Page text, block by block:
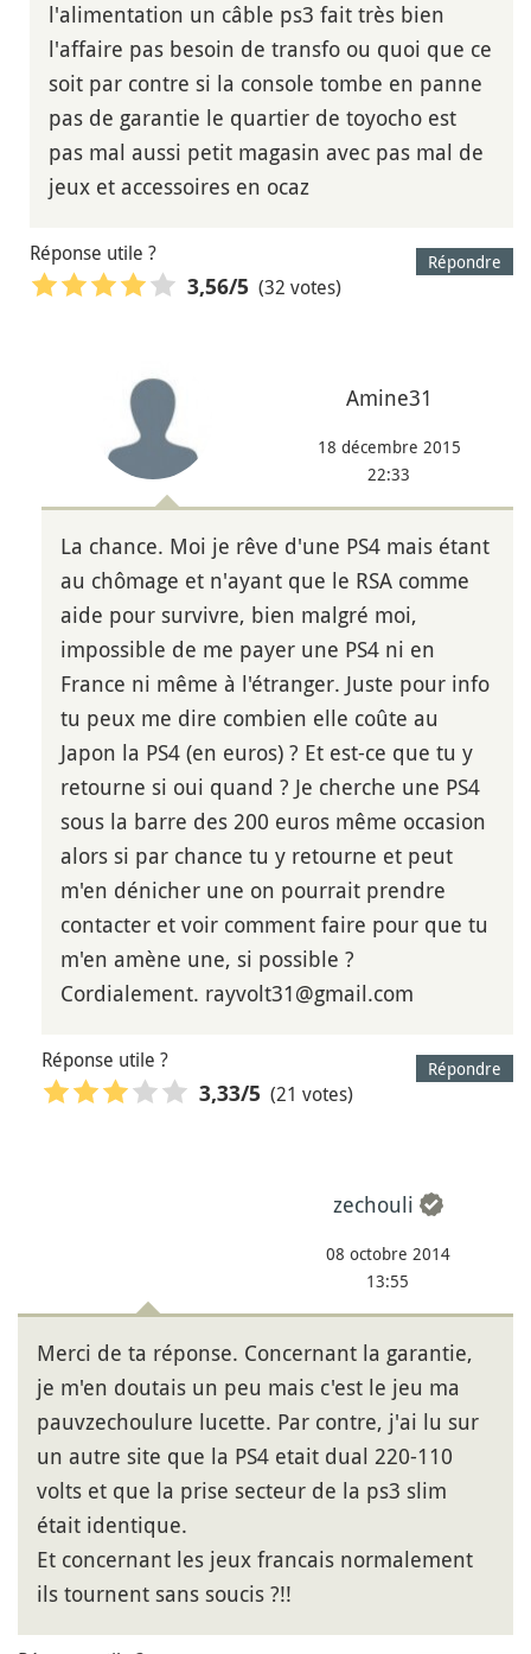
l'alimentation un câble ps3 fait très bien
l'affaire pas besoin de transfo ou quoi que ce
soit par contre si la console tombe en panne
pas de garantie le quartier de toyocho est
pas mal aussi petit magasin avec pas mal de
jeux et accessoires en ocaz
Répondre
Réponse utile ?
3,56/5 (32 votes)
Amine31
18 décembre 2015
22:33
La chance. Moi je rêve d'une PS4 mais étant
au chômage et n'ayant que le RSA comme
aide pour survivre, bien malgré moi,
impossible de me payer une PS4 ni en
France ni même à l'étranger. Juste pour info
tu peux me dire combien elle coûte au
Japon la PS4 (en euros) ? Et est-ce que tu y
retourne si oui quand ? Je cherche une PS4
sous la barre des 200 euros même occasion
alors si par chance tu y retourne et peut
m'en dénicher une on pourrait prendre
contacter et voir comment faire pour que tu
m'en amène une, si possible ?
Cordialement. rayvolt31@gmail.com
Répondre
Réponse utile ?
3,33/5 (21 votes)
zechouli
08 octobre 2014
13:55
Merci de ta réponse. Concernant la garantie,
je m'en doutais un peu mais c'est le jeu ma
pauvzechoulure lucette. Par contre, j'ai lu sur
un autre site que la PS4 etait dual 220-110
volts et que la prise secteur de la ps3 slim
était identique.
Et concernant les jeux francais normalement
ils tournent sans soucis ?!!